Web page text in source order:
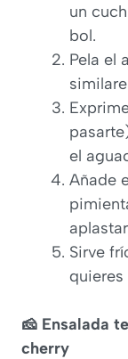
un
bol.
Pela el
el
Añade
Sirve
quieres
🧀 Ensalada
cherry